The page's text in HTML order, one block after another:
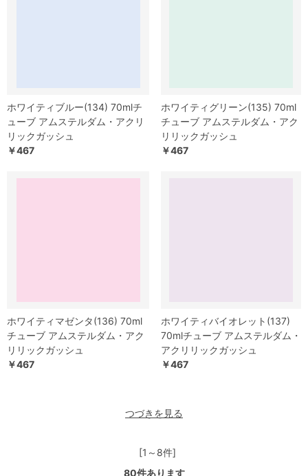
ホワイティブルー(134) 70mlチ
ューブ アムステルダム・アクリ
リックガッシュ
￥467
ホワイティグリーン(135) 70ml
チューブ アムステルダム・アク
リリックガッシュ
￥467
ホワイティマゼンタ(136) 70ml
チューブ アムステルダム・アク
リリックガッシュ
￥467
ホワイティバイオレット(137)
70mlチューブ アムステルダム・
アクリリックガッシュ
￥467
つづきを見る
[1～8件]
80件あります